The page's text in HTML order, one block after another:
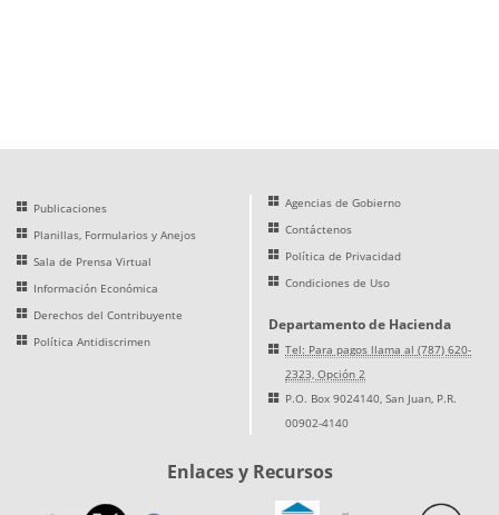
Publicaciones
Planillas, Formularios y Anejos
Sala de Prensa Virtual
Información Económica
Derechos del Contribuyente
Política Antidiscrimen
Agencias de Gobierno
Contáctenos
Política de Privacidad
Condiciones de Uso
Departamento de Hacienda
Tel: Para pagos llama al (787) 620-
2323, Opción 2
P.O. Box 9024140, San Juan, P.R.
00902-4140
Enlaces y Recursos